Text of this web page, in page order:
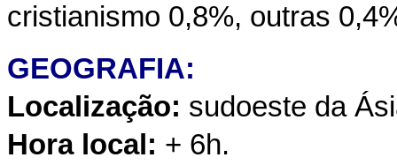
cristianismo 0,8%, outras
GEOGRAFIA:
Localização: sudoeste da
Hora local: + 6h.